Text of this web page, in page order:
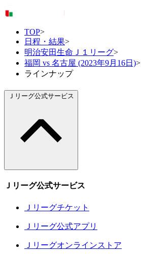
TOP>
日程・結果>
明治安田生命Ｊ１リーグ>
福岡 vs 名古屋 (2023年9月16日)>
ラインナップ
Ｊリーグ公式サービス
Ｊリーグ公式サービス
Ｊリーグチケット
Ｊリーグ公式アプリ
Ｊリーグオンラインストア